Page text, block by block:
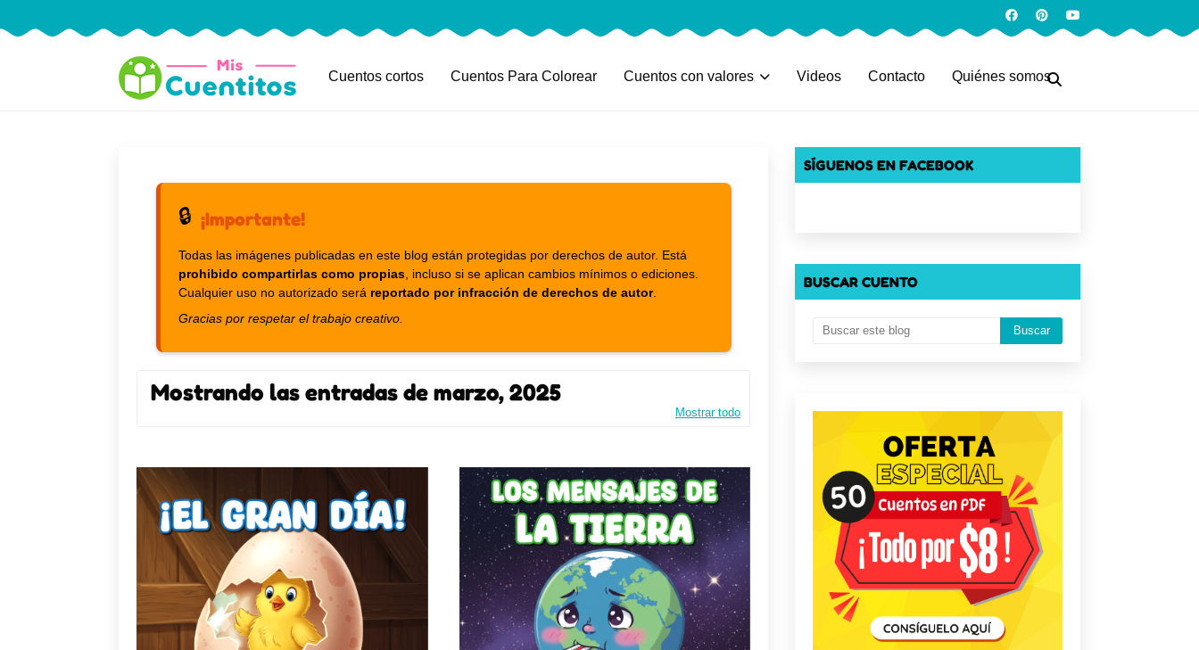
Cuentos cortos Cuentos Para Colorear Cuentos con valores Videos Contacto Quiénes somos
🔒 ¡Importante!
Todas las imágenes publicadas en este blog están protegidas por derechos de autor. Está
prohibido compartirlas como propias, incluso si se aplican cambios mínimos o ediciones.
Cualquier uso no autorizado será reportado por infracción de derechos de autor.
Gracias por respetar el trabajo creativo.
Mostrando las entradas de marzo, 2025
Mostrar todo
SÍGUENOS EN FACEBOOK
BUSCAR CUENTO